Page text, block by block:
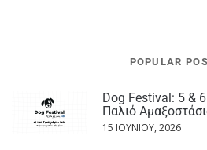
POPULAR
Dog Festival: 5 &
Παλιό
15 ΙΟΥΝΊΟΥ, 2026